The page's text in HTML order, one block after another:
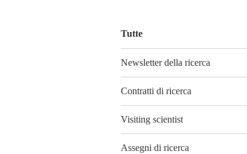
Tutte
Newsletter della ricerca
Contratti di ricerca
Visiting scientist
Assegni di ricerca